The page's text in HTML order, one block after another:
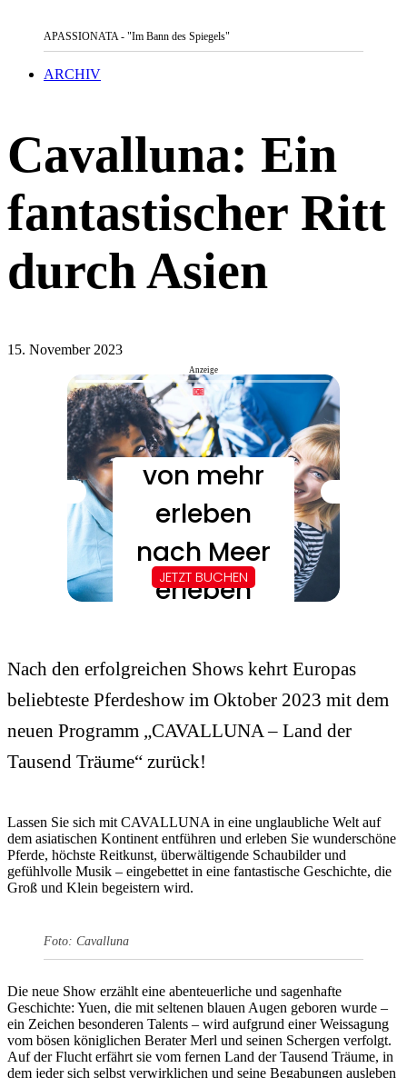
APASSIONATA - "Im Bann des Spiegels"
ARCHIV
Cavalluna: Ein
fantastischer Ritt
durch Asien
15. November 2023
Anzeige
Nach den erfolgreichen Shows kehrt Europas
beliebteste Pferdeshow im Oktober 2023 mit dem
neuen Programm „CAVALLUNA – Land der
Tausend Träume“ zurück!
Lassen Sie sich mit CAVALLUNA in eine unglaubliche Welt auf
dem asiatischen Kontinent entführen und erleben Sie wunderschöne
Pferde, höchste Reitkunst, überwältigende Schaubilder und
gefühlvolle Musik – eingebettet in eine fantastische Geschichte, die
Groß und Klein begeistern wird.
Foto: Cavalluna
Die neue Show erzählt eine abenteuerliche und sagenhafte
Geschichte: Yuen, die mit seltenen blauen Augen geboren wurde –
ein Zeichen besonderen Talents – wird aufgrund einer Weissagung
vom bösen königlichen Berater Merl und seinen Schergen verfolgt.
Auf der Flucht erfährt sie vom fernen Land der Tausend Träume, in
dem jeder sich selbst verwirklichen und seine Begabungen ausleben